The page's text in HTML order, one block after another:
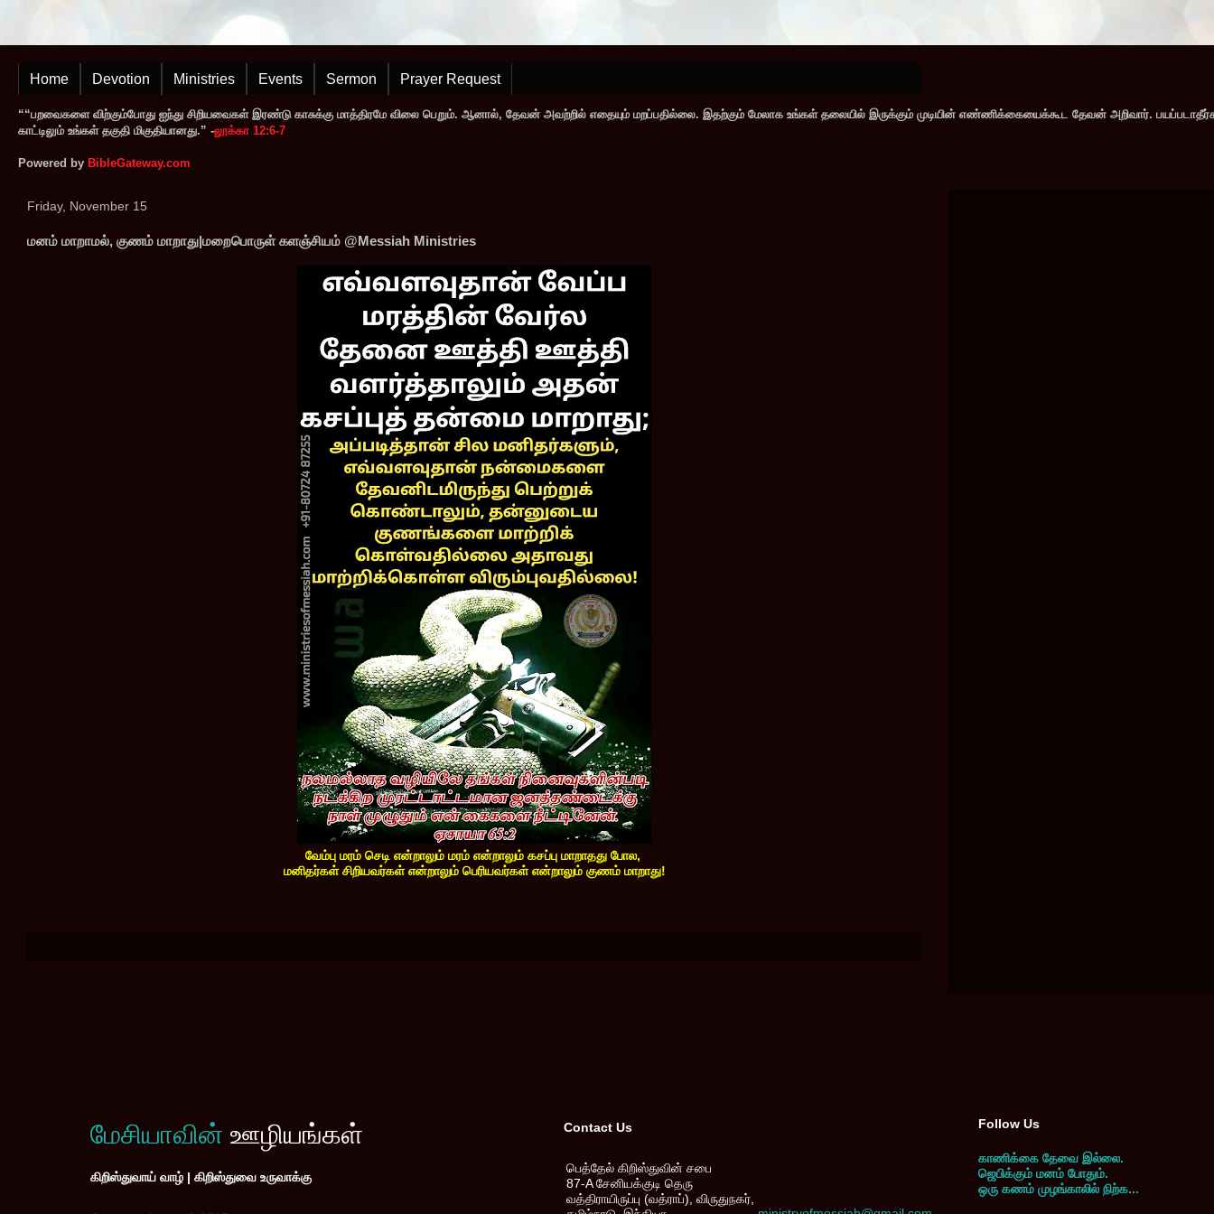
Home Devotion Ministries Events Sermon Prayer Request
““பறவைகளை விற்கும்போது ஐந்து சிறியவைகள் இரண்டு காசுக்கு மாத்திரமே விலை பெறும். ஆனால், தேவன் அவற்றில் எதையும் மறப்பதில்லை. இதற்கும் மேலாக உங்கள் தலையில் இருக்கும் முடியின் எண்ணிக்கையைக்கூட தேவன் அறிவார்.
காட்டிலும் உங்கள் தகுதி மிகுதியானது.” -லூக்கா 12:6-7
Powered by BibleGateway.com
Friday, November 15
மனம் மாறாமல், குணம் மாறாது|மறைபொருள் களஞ்சியம் @Messiah Ministries
வேம்பு மரம் செடி என்றாலும் மரம் என்றாலும் கசப்பு மாறாதது போல,
மனிதர்கள் சிறியவர்கள் என்றாலும் பெரியவர்கள் என்றாலும் குணம் மாறாது!
மேசியாவின் ஊழியங்கள்
கிறிஸ்துவாய் வாழ் | கிறிஸ்துவை உருவாக்கு
Contact Us
பெத்தேல் கிறிஸ்துவின் சபை
87-A சேனியக்குடி தெரு
வத்திராயிருப்பு (வத்ராப்), விருதுநகர்,
Follow Us
காணிக்கை தேவை இல்லை.
ஜெபிக்கும் மனம் போதும்.
ஒரு கணம் முழங்காலில் நிற்க...